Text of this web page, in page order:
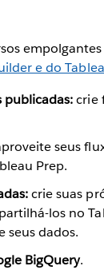
e do
publicadas:crie
seus
Prep.
crie suas
los no
seus dados.
BigQuery.